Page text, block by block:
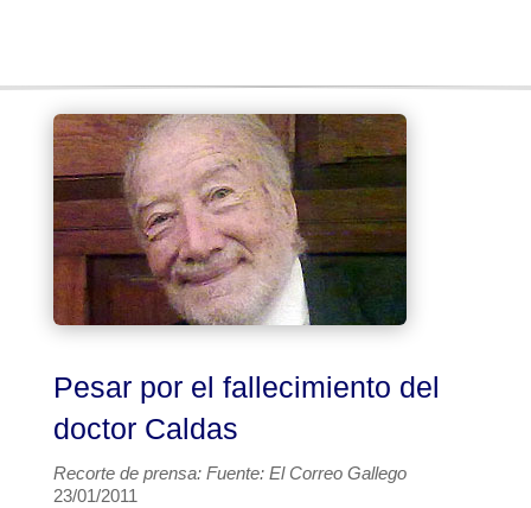
Pesar por el fallecimiento del
doctor Caldas
Recorte de prensa: Fuente: El Correo Gallego
23/01/2011